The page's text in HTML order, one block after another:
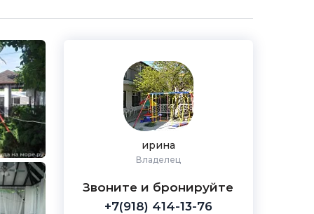
ирина
Владелец
Звоните и бронируйте
+7(918) 414-13-76